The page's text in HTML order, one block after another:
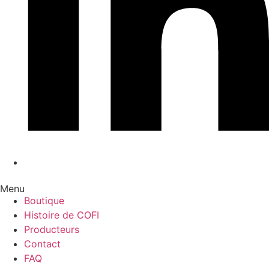
Menu
Boutique
Histoire de COFI
Producteurs
Contact
FAQ